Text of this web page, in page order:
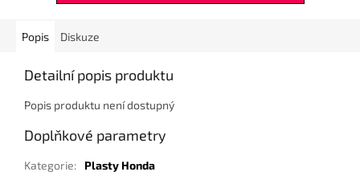
Popis Diskuze
Detailní popis produktu
Popis produktu není dostupný
Doplňkové parametry
Kategorie:
Plasty Honda